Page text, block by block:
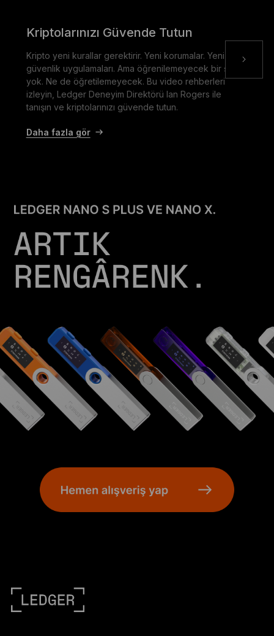
Kriptolarınızı Güvende Tutun
Kripto yeni kurallar gerektirir. Yeni korumalar. Yeni
güvenlik uygulamaları. Ama öğrenilemeyecek bir şey
yok. Ne de öğretilemeyecek. Bu video rehberleri
izleyin, Ledger Deneyim Direktörü Ian Rogers ile
tanışın ve kriptolarınızı güvende tutun.
Daha fazla gör